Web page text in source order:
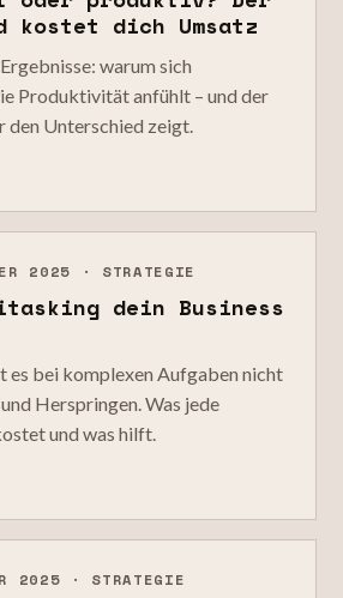
kostet dich Umsatz
warum sich
Produktivität anfühlt – und der
den Unterschied zeigt.
2025 · STRATEGIE
dein Business
bei komplexen Aufgaben nicht
Herspringen. Was jede
und was hilft.
2025 · STRATEGIE